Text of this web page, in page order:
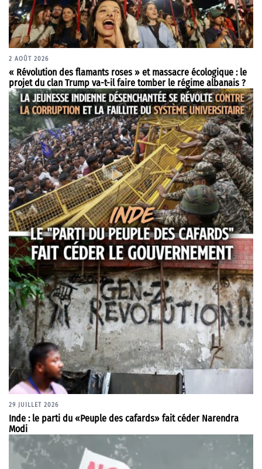
2 AOÛT 2026
« Révolution des flamants roses » et massacre écologique : le
projet du clan Trump va-t-il faire tomber le régime albanais ?
29 JUILLET 2026
Inde : le parti du «Peuple des cafards» fait céder Narendra
Modi